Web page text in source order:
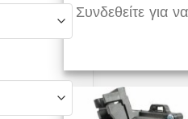
Συνδεθείτε για να